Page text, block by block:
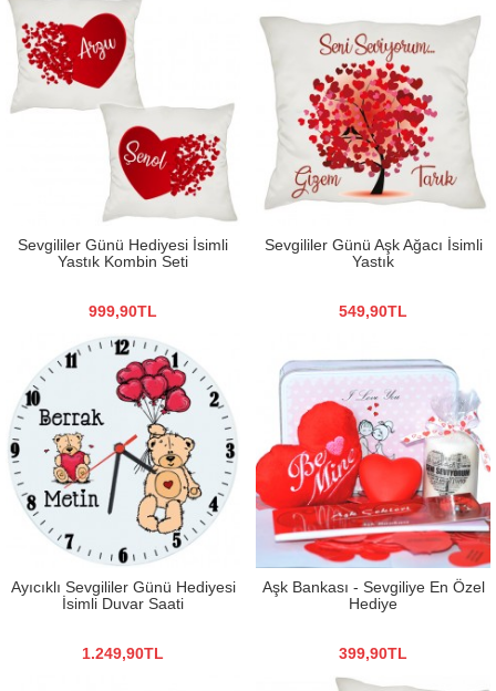
Sevgililer Günü Hediyesi İsimli
Yastık Kombin Seti
999,90TL
Sevgililer Günü Aşk Ağacı İsimli
Yastık
549,90TL
Ayıcıklı Sevgililer Günü Hediyesi
İsimli Duvar Saati
1.249,90TL
Aşk Bankası - Sevgiliye En Özel
Hediye
399,90TL